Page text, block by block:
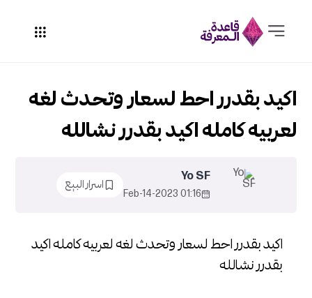
اكيد بقدرر احط لسعار وتحدث لغه لعربيه كامله اكيد
بقدرر نشالله
اكيد بقدرر احط لسعار وتحدث لغه
لعربيه كامله اكيد بقدرر نشالله
Yo SF
01:16 2023-Feb-14
اسرار البيع